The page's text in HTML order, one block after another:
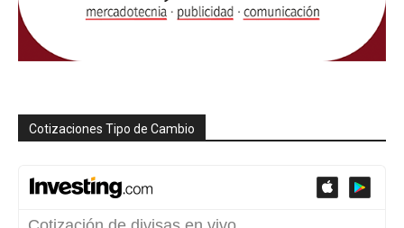
Cotizaciones Tipo de Cambio